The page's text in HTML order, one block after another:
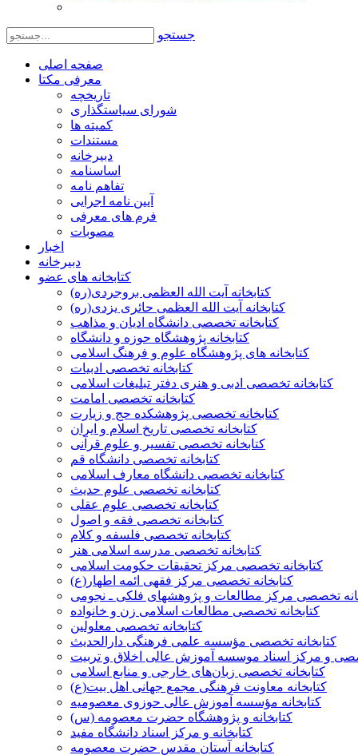
جستجو
صفحه اصلی
معرفی مکتا
تاریخچه
شورای سیاستگذاری
کمیته ها
مستندات
دبیرخانه
اساسنامه
تفاهم نامه
آیین نامه اجرایی
فرم های معرفی
مصوبات
اخبار
دبیرخانه
کتابخانه های عضو
کتابخانه آیت الله العظمی بروجردی(ره)
کتابخانه آیت الله العظمی حائری یزدی(ره)
کتابخانه تخصصی دانشگاه ادیان و مذاهب
کتابخانه پژوهشگاه حوزه و دانشگاه
کتابخانه های پژوهشگاه علوم و فرهنگ اسلامی
کتابخانه تخصصی ادبیات
کتابخانه تخصصی ادبی و هنری دفتر تبلیغات اسلامی
کتابخانه تخصصی امامت
کتابخانه تخصصی پژوهشکده حج و زیارت
کتابخانه تخصصی تاریخ اسلام و ایران
کتابخانه تخصصی تفسیر و علوم قرآنی
کتابخانه تخصصی دانشگاه قم
کتابخانه تخصصی دانشگاه معارف اسلامی
کتابخانه تخصصی علوم حدیث
کتابخانه تخصصی علوم عقلی
کتابخانه تخصصی فقه و اصول
کتابخانه تخصصی فلسفه و کلام
کتابخانه تخصصی مدرسه اسلامی هنر
کتابخانه تخصصی مرکز تحقیقات حکومت اسلامی
کتابخانه‌ تخصصی مرکز فقهی ائمه اطهار(ع)
تخصصی مرکز مطالعات و پژوهشهای فلکی ـ نجومی
کتابخانه تخصصی مطالعات اسلامی زن و خانواده
کتابخانه تخصصی معلولین
کتابخانه تخصصی مؤسسه علمی فرهنگی دارالحدیث
و مرکز اسناد موسسه آموزش عالی اخلاق و تربیت
کتابخانه تخصصی زبان‌های خارجی و منابع اسلامی
کتابخانه معاونت فرهنگی مجمع جهانی اهل بیت(ع)
کتابخانه مؤسسه آموزش عالی حوزوی معصومیه
کتابخانه و پژوهشگاه حضرت معصومه (س)
کتابخانه و مرکز اسناد دانشگاه مفید
کتابخانه آستان مقدس حضرت معصومه